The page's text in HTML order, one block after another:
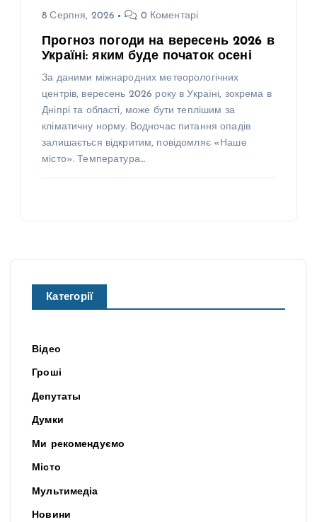
8 Серпня, 2026 0 Коментарі
Прогноз погоди на вересень 2026 в
Україні: яким буде початок осені
За даними міжнародних метеорологічних
центрів, вересень 2026 року в Україні, зокрема в
Дніпрі та області, може бути теплішим за
кліматичну норму. Водночас питання опадів
залишається відкритим, повідомляє «Наше
місто». Температура…
Категорії
Відео
Гроші
Депутаты
Думки
Ми рекомендуємо
Місто
Мультимедіа
Новини